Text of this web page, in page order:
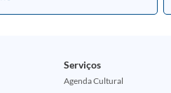
Serviços
Agenda Cultural